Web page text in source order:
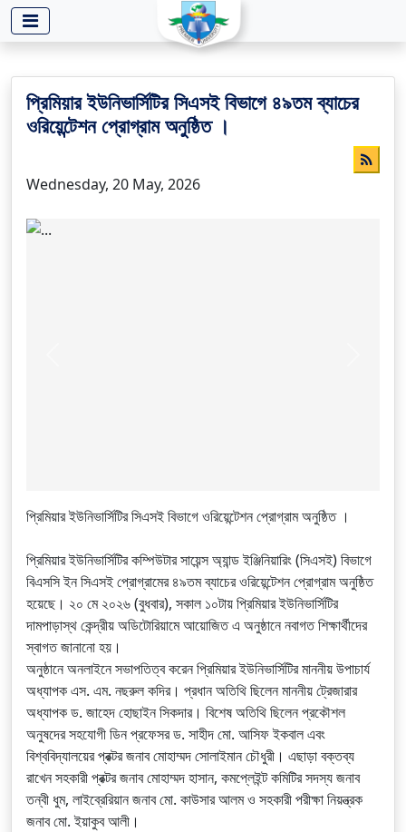
-->
প্রিমিয়ার ইউনিভার্সিটির সিএসই বিভাগে ৪৯তম ব্যাচের
ওরিয়েন্টেশন প্রোগ্রাম অনুষ্ঠিত ।
Wednesday, 20 May, 2026
প্রিমিয়ার ইউনিভার্সিটির সিএসই বিভাগে ওরিয়েন্টেশন প্রোগ্রাম অনুষ্ঠিত ।
প্রিমিয়ার ইউনিভার্সিটির কম্পিউটার সায়েন্স অ্যান্ড ইঞ্জিনিয়ারিং (সিএসই) বিভাগে
বিএসসি ইন সিএসই প্রোগ্রামের ৪৯তম ব্যাচের ওরিয়েন্টেশন প্রোগ্রাম অনুষ্ঠিত
হয়েছে। ২০ মে ২০২৬ (বুধবার), সকাল ১০টায় প্রিমিয়ার ইউনিভার্সিটির
দামপাড়াস্থ কেন্দ্রীয় অডিটোরিয়ামে আয়োজিত এ অনুষ্ঠানে নবাগত শিক্ষার্থীদের
স্বাগত জানানো হয়।
অনুষ্ঠানে অনলাইনে সভাপতিত্ব করেন প্রিমিয়ার ইউনিভার্সিটির মাননীয় উপাচার্য
অধ্যাপক এস. এম. নছরুল কদির। প্রধান অতিথি ছিলেন মাননীয় ট্রেজারার
অধ্যাপক ড. জাহেদ হোছাইন সিকদার। বিশেষ অতিথি ছিলেন প্রকৌশল
অনুষদের সহযোগী ডিন প্রফেসর ড. সাহীদ মো. আসিফ ইকবাল এবং
বিশ্ববিদ্যালয়ের প্রক্টর জনাব মোহাম্মদ সোলাইমান চৌধুরী। এছাড়া বক্তব্য
রাখেন সহকারী প্রক্টর জনাব মোহাম্মদ হাসান, কমপ্লেইন্ট কমিটির সদস্য জনাব
তন্বী ধুম, লাইব্রেরিয়ান জনাব মো. কাউসার আলম ও সহকারী পরীক্ষা নিয়ন্ত্রক
জনাব মো. ইয়াকুব আলী।